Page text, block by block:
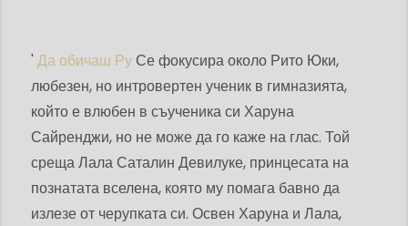
' Да обичаш Ру Се фокусира около Рито Юки,
любезен, но интровертен ученик в гимназията,
който е влюбен в съученика си Харуна
Сайренджи, но не може да го каже на глас. Той
среща Лала Саталин Девилуке, принцесата на
познатата вселена, която му помага бавно да
излезе от черупката си. Освен Харуна и Лала,